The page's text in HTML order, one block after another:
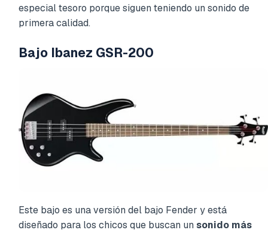
especial tesoro porque siguen teniendo un sonido de
primera calidad.
Bajo Ibanez GSR-200
Este bajo es una versión del bajo Fender y está
diseñado para los chicos que buscan un sonido más